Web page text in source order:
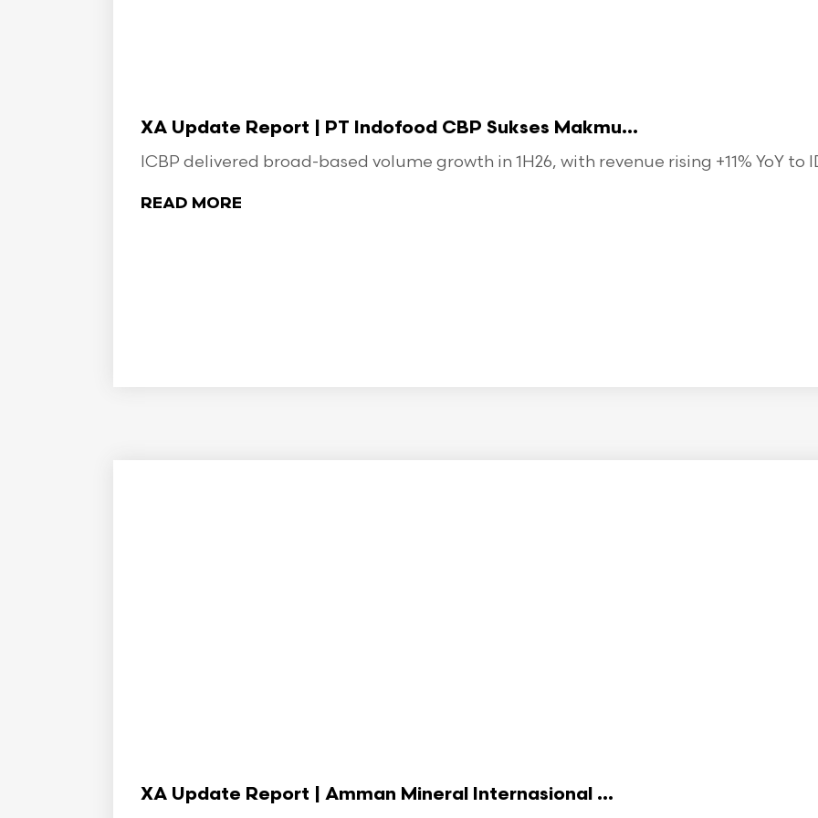
XA Update Report | PT Indofood CBP Sukses Makmu...
ICBP delivered broad-based volume growth in 1H26, with revenue rising +11% YoY to
READ MORE
XA Update Report | Amman Mineral Internasional ...